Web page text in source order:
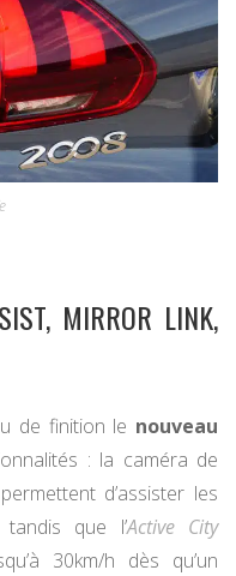
MIRROR LINK,
de finition le nouveau
: la caméra de
d’assister les
tandis que l’Active City
30km/h dès qu’un